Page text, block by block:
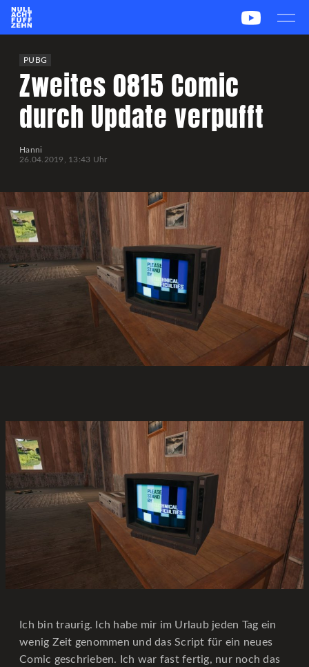
PUBG Report
PUBG
Zweites 0815 Comic
durch Update verpufft
Hanni
26.04.2019, 13:43 Uhr
Ich bin traurig. Ich habe mir im Urlaub jeden Tag ein
wenig Zeit genommen und das Script für ein neues
Comic geschrieben. Ich war fast fertig, nur noch das